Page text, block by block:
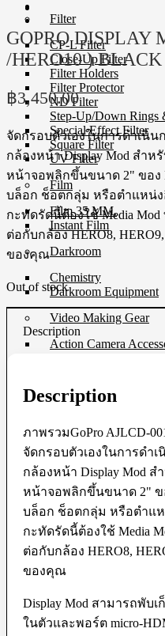
Filter
CP-L Filter
Close-Up Filter
Filter Holders
Filter Protector
ND Filter
Step-Up/Down Rings
Special Effect Filter
Square Filter
UV Filter
Film
Film 35 MM.
Instant Film
Darkroom
Chemistry
Darkroom Equipment
Video Making Gear
Action Camera
Control Cable
Dollies
Gimbals & Accessories
Headphone
Live Streaming Device
Matte Boxes &
MIC Cable
Mic & Audio Adapter
Microphone
Mixer
Parallax
Rigs
Smartphone Clamp
Voice Recorder
Windbuster & Wind
Wireless Microphone
GOPRO DISPLAY
/HERO10 ) BLACK
฿3,450.00
จัดกรอบตัวเองในการดำเนิ
กล้องหน้า Display Mod สำหรั
หน้าจอพลิกขึ้นขนาด 2" ขอ
บล็อก ช็อตกลุ่ม หรือตำแหน่
กะทัดรัดนี้ต้องใช้ Media
ต่อกับกล้อง HERO8,
ของคุณ
Out of stock
Description
Description
ภาพรวมGoPro AJLCD-
จัดกรอบตัวเองในการดำ
กล้องหน้า Display Mod ส
หน้าจอพลิกขึ้นขนาด 2"
บล็อก ช็อตกลุ่ม หรือตำแ
กะทัดรัดนี้ต้องใช้ Media
ต่อกับกล้อง HERO8,
ของคุณ
Display Mod สามารถพับ
ในตัวและพอร์ต micro-